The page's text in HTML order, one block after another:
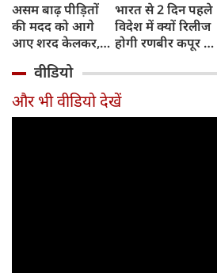
असम बाढ़ पीड़ितों
की मदद को आगे
आए शरद केलकर,
साथ की भावुक
अपील
भारत से 2 दिन पहले
विदेश में क्यों रिलीज
होगी रणबीर कपूर की
मल्होत्रा ने बताया
रिलीज प्लान
वीडियो
और भी वीडियो देखें